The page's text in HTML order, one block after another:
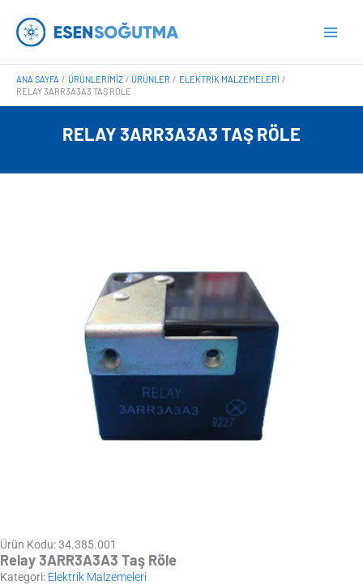
atla
ANA SAYFA ÜRÜNLERIMIZ ÜRÜNLER
ELEKTRIK MALZEMELERI
RELAY 3ARR3A3A3 TAŞ RÖLE
RELAY 3ARR3A3A3 TAŞ RÖLE
Ürün Kodu: 34.385.001
Relay 3ARR3A3A3 Taş Röle
Kategori: Elektrik Malzemeleri